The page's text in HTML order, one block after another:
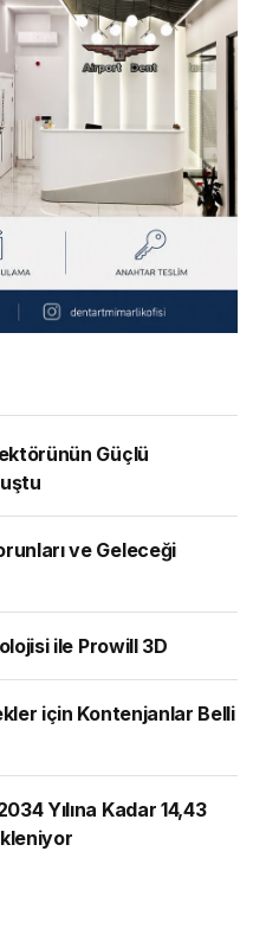
Güçlü
ve Geleceği
ile Prowill 3D
Belli
Yılına Kadar 14,43